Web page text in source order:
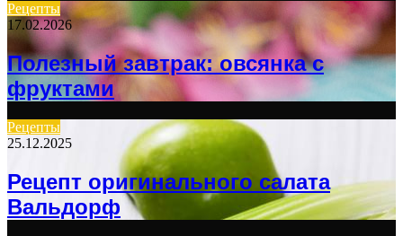
Рецепты
17.02.2026
Полезный завтрак: овсянка с
фруктами
Рецепты
25.12.2025
Рецепт оригинального салата
Вальдорф